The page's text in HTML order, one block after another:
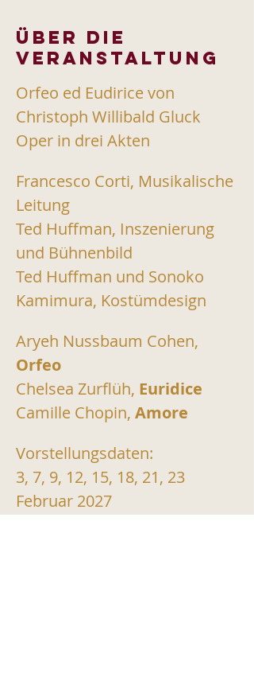
Über die
Veranstaltung
Orfeo ed Eudirice von
Christoph Willibald Gluck
Oper in drei Akten
Francesco Corti, Musikalische
Leitung
Ted Huffman, Inszenierung
und Bühnenbild
Ted Huffman und Sonoko
Kamimura, Kostümdesign
Aryeh Nussbaum Cohen,
Orfeo
Chelsea Zurflüh, Euridice
Camille Chopin, Amore
Vorstellungsdaten:
3, 7, 9, 12, 15, 18, 21, 23
Februar 2027